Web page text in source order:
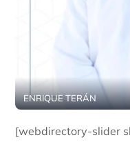
ENRIQUE TERÁN
[webdirectory-slider